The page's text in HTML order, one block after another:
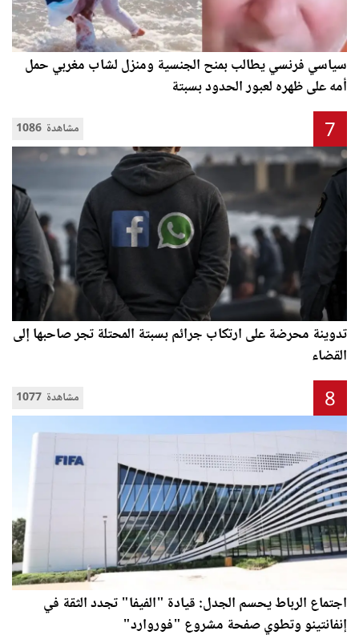
سياسي فرنسي يطالب بمنح الجنسية ومنزل لشاب مغربي حمل
أمه على ظهره لعبور الحدود بسبتة
1086 مشاهدة 7
تدوينة محرضة على ارتكاب جرائم بسبتة المحتلة تجر صاحبها إلى
القضاء
1077 مشاهدة 8
اجتماع الرباط يحسم الجدل: قيادة "الفيفا" تجدد الثقة في
إنفانتينو وتطوي صفحة مشروع "فوروارد"